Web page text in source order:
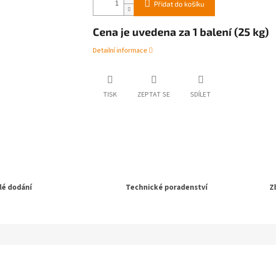
Přidat do košíku
Cena je uvedena za 1 balení (25 kg)
Detailní informace
TISK ZEPTAT SE SDÍLET
dodání Technické poradenství